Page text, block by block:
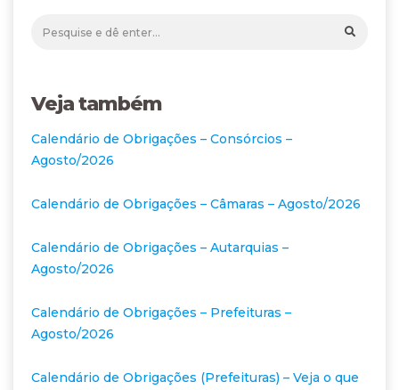
Veja também
Calendário de Obrigações – Consórcios –
Agosto/2026
Calendário de Obrigações – Câmaras – Agosto/2026
Calendário de Obrigações – Autarquias –
Agosto/2026
Calendário de Obrigações – Prefeituras –
Agosto/2026
Calendário de Obrigações (Prefeituras) – Veja o que